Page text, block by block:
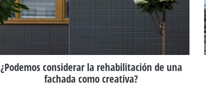
¿Podemos considerar la rehabilitación de una
fachada como creativa?